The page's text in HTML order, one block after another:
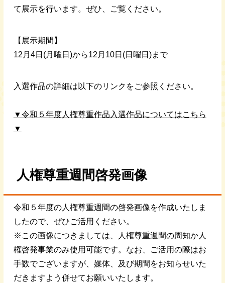
て展示を行います。ぜひ、ご覧ください。
【展示期間】
12月4日(月曜日)から12月10日(日曜日)まで
入選作品の詳細は以下のリンクをご参照ください。
▼令和５年度人権尊重作品入選作品についてはこちら
▼
人権尊重週間啓発画像
令和５年度の人権尊重週間の啓発画像を作成いたしま
したので、ぜひご活用ください。
※この画像につきましては、人権尊重週間の周知か人
権啓発事業のみ使用可能です。なお、ご活用の際はお
手数でございますが、媒体、及び期間をお知らせいた
だきますよう併せてお願いいたします。